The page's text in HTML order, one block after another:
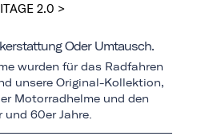
2.0 >
Oder Umtausch.
wurden für das Radfahren
unsere Original-Kollektion,
Motorradhelme und den
60er Jahre.